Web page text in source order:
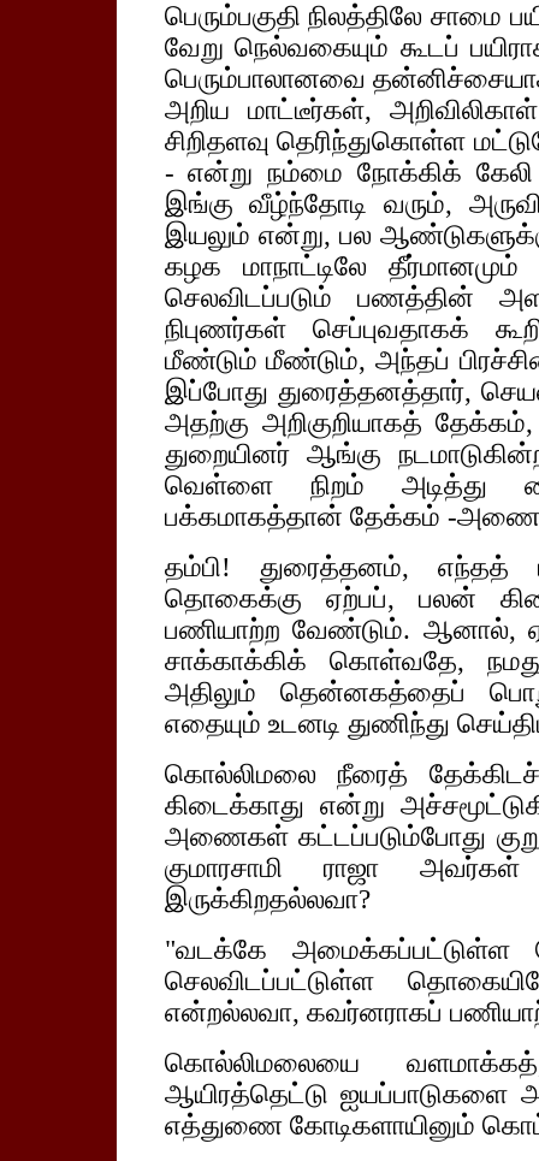
பெரும்பகுதி நிலத்திலே சாமை
வேறு நெல்வகையும் கூடப்
பெரும்பாலானவை
அறிய மாட்டீர்கள்,
சிறிதளவு தெரிந்துகொள்ள
- என்று நம்மை நோக்கிக் கேலி
இங்கு வீழ்ந்தோடி வரும்,
இயலும் என்று, பல
கழக மாநாட்டிலே தீர்மானமும்
செலவிடப்படும் பணத்தின்
நிபுணர்கள் செப்புவதாகக்
மீண்டும் மீண்டும், அந்தப்
இப்போது துரைத்தனத்தார்,
அதற்கு அறிகுறியாகத்
துறையினர் ஆங்கு
வெள்ளை நிறம் அடித்து
பக்கமாகத்தான் தேக்கம் -அணை
தம்பி! துரைத்தனம், எந்தத்
தொகைக்கு ஏற்பப், பலன்
பணியாற்ற வேண்டும். ஆனால்,
சாக்காக்கிக் கொள்வதே,
அதிலும் தென்னகத்தைப்
எதையும் உடனடி துணிந்து
கொல்லிமலை நீரைத்
கிடைக்காது என்று
அணைகள் கட்டப்படும்போது
குமாரசாமி ராஜா
இருக்கிறதல்லவா?
"வடக்கே
செலவிடப்பட்டுள்ள
என்றல்லவா, கவர்னராகப்
கொல்லிமலையை
ஆயிரத்தெட்டு ஐயப்பாடுகளை
எத்துணை கோடிகளாயினும்